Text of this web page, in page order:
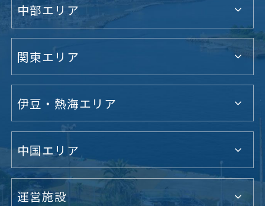
中部エリア
関東エリア
伊豆・熱海エリア
中国エリア
運営施設